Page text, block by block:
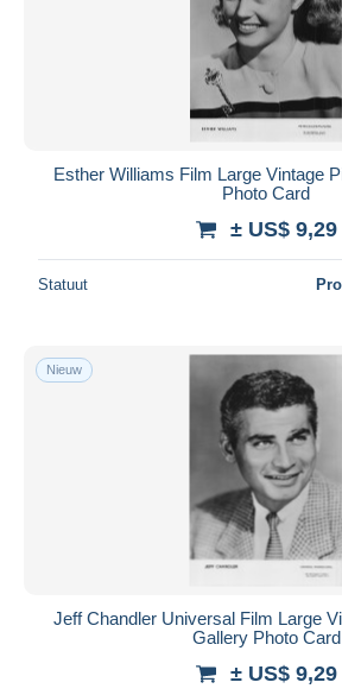
Esther Williams Film Large Vintage
Photo Card
± US$ 9,29
Statuut
Nieuw
Jeff Chandler Universal Film Large
Gallery Photo Card
± US$ 9,29